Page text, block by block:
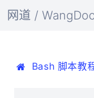
网道 /
Bash 脚本教